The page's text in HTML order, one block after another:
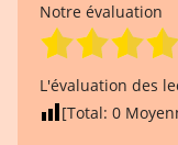
Notre évaluation
L'évaluation des
[Total: 0